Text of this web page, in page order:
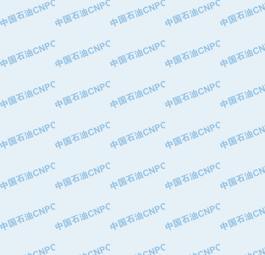
·上海高桥石化
·中国石化扬子石油化工股份有限公司
·中国石化长岭炼化公司
·中国石油长庆油田分公司
·山东墨龙石油机械股份有限公司
·大庆油田物资集团
·南阳防爆集团有限公司
·乳山市力久特种电机有限公司
·无锡西姆莱斯石油专用管制造有限公
·沈阳全密封变压器股份有限公司
·河北华北石油天成实业集团有限公司
·特变电工股份有限公司
·中国石化镇海炼油化工股份有限公司
·重庆川东阀门制造有限公司
·三明高中压阀门有限公司